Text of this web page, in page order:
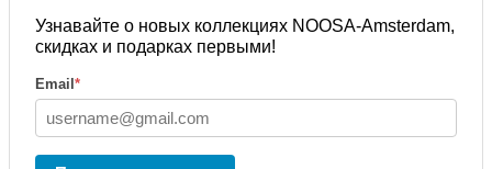
Узнавайте о новых коллекциях NOOSA-Amsterdam,
скидках и подарках первыми!
Email *